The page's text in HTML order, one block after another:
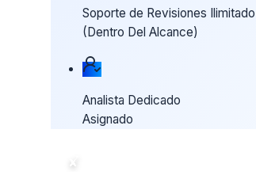
Soporte de Revisiones Ilimitado
(Dentro Del Alcance)
Analista Dedicado
Asignado